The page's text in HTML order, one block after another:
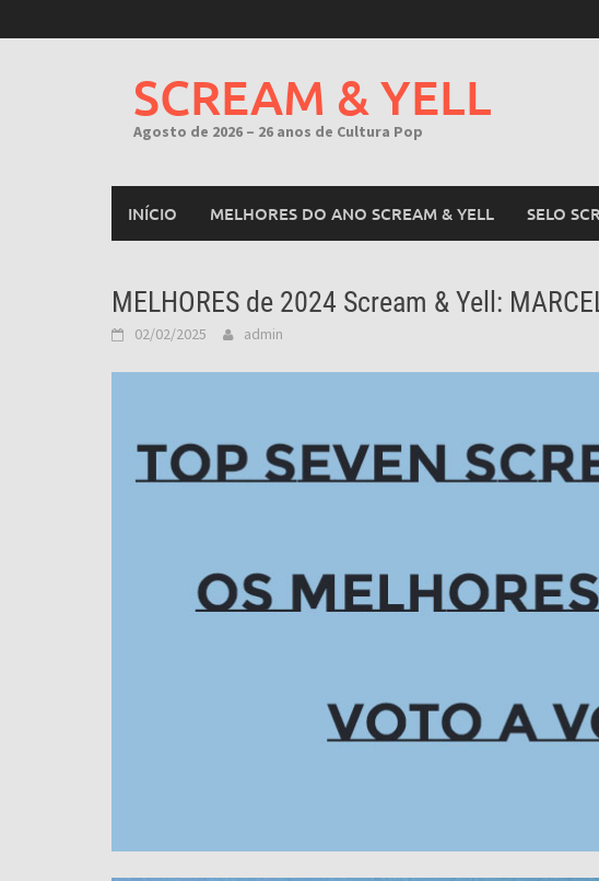
to
SCREAM & YELL
Agosto de 2026 – 26 anos de Cultura Pop
INÍCIO MELHORES DO ANO SCREAM & YELL SELO
MELHORES de 2024 Scream & Yell:
02/02/2025 admin